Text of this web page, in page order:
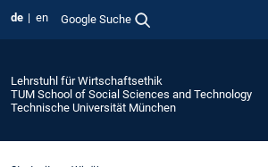
de en Google Suche
Lehrstuhl für Wirtschaftsethik
TUM School of Social Sciences and Technology
Technische Universität München